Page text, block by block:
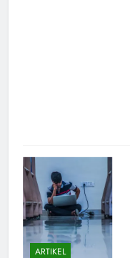
ARTIKEL